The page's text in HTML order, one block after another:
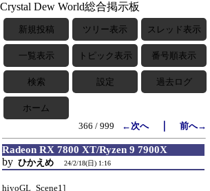
Crystal Dew World総合掲示板
新規投稿 ツリー表示 スレッド表示
一覧表示 トピック表示 番号順表示
検索 設定 過去ログ
ホーム
366 / 999
←次へ｜ 前へ→
Radeon RX 7800 XT/Ryzen 9 7900X
by ひかえめ 24/2/18(日) 1:16
hiyoGL_Scene1]